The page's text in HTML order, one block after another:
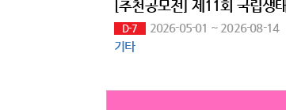
D-7
2026-05-01 ~ 2026-08-14
기타